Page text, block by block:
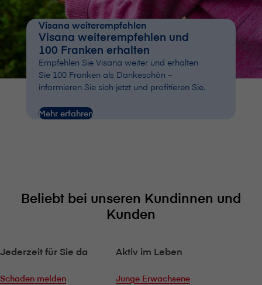
V⁠i⁠s⁠a⁠n⁠a weiterempfehlen
V⁠i⁠s⁠a⁠n⁠a weiterempfehlen und
100 Franken erhalten
Empfehlen Sie V⁠i⁠s⁠a⁠n⁠a weiter und erhalten
Sie 100 Franken als Dankeschön –
informieren Sie sich jetzt und profitieren Sie.
Mehr erfahren
Beliebt bei unseren Kundinnen und
Kunden
Jederzeit für Sie da
Schaden melden
Aktiv im Leben
Junge Erwachsene